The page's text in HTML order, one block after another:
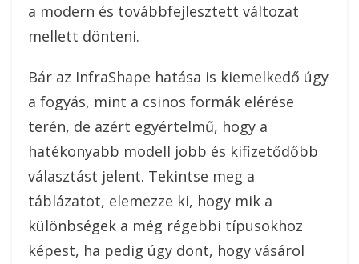
a modern és továbbfejlesztett változat
mellett dönteni.
Bár az InfraShape hatása is kiemelkedő úgy
a fogyás, mint a csinos formák elérése
terén, de azért egyértelmű, hogy a
hatékonyabb modell jobb és kifizetődőbb
választást jelent. Tekintse meg a
táblázatot, elemezze ki, hogy mik a
különbségek a még régebbi típusokhoz
képest, ha pedig úgy dönt, hogy vásárol